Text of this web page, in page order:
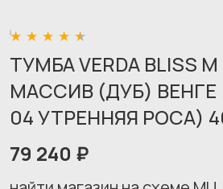
ТУМБА VERDA BLISS
МАССИВ (ДУБ) ВЕНГЕ
04 УТРЕННЯЯ РОСА)
79 240 ₽